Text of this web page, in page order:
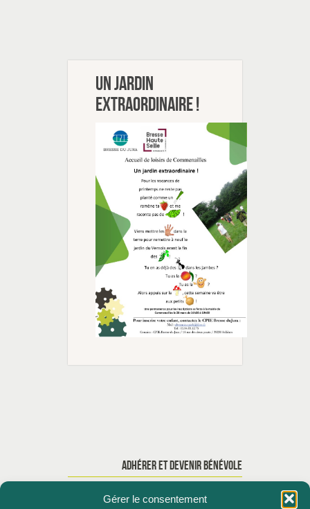
Gérer le consentement
Un jardin
extraordinaire !
ADHÉRER ET DEVENIR BÉNÉVOLE